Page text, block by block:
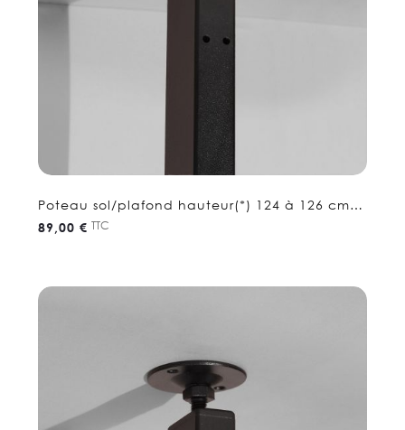
Poteau sol/plafond hauteur(*) 124 à 126 cm -
Etagere séparation
89,00 € TTC